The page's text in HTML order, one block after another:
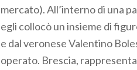
mercato). All’interno di una
egli collocò un insieme di
e dal veronese Valentino
operato. Brescia,